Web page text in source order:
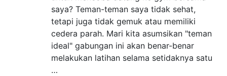
saya? Teman-teman saya tidak sehat,
tetapi juga tidak gemuk atau memiliki
cedera parah. Mari kita asumsikan "teman
ideal" gabungan ini akan benar-benar
melakukan latihan selama setidaknya satu
…